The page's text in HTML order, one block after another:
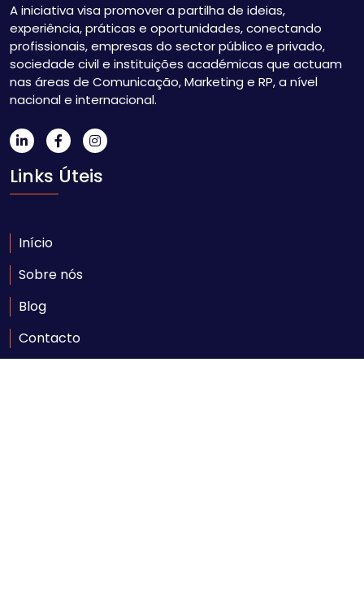
A iniciativa visa promover a partilha de ideias,
experiência, práticas e oportunidades, conectando
profissionais, empresas do sector público e privado,
sociedade civil e instituições académicas que actuam
nas áreas de Comunicação, Marketing e RP, a nível
nacional e internacional.
Links Úteis
Início
Sobre nós
Blog
Contacto